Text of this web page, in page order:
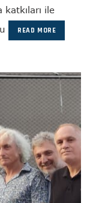
katkıları ile
READ MORE